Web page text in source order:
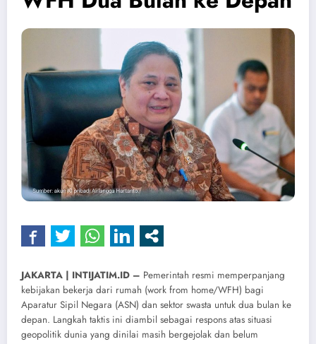
JAKARTA | INTIJATIM.ID – Pemerintah resmi memperpanjang
kebijakan bekerja dari rumah (work from home/WFH) bagi
Aparatur Sipil Negara (ASN) dan sektor swasta untuk dua bulan ke
depan. Langkah taktis ini diambil sebagai respons atas situasi
geopolitik dunia yang dinilai masih bergejolak dan belum